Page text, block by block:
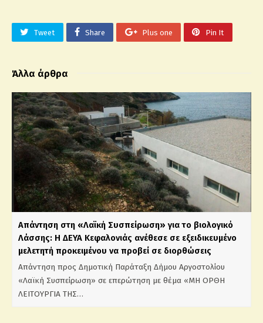
Tweet Share Plus one Pin It
Άλλα άρθρα
Απάντηση στη «Λαϊκή Συσπείρωση» για το βιολογικό
Λάσσης: Η ΔΕΥΑ Κεφαλονιάς ανέθεσε σε εξειδικευμένο
μελετητή προκειμένου να προβεί σε διορθώσεις
Απάντηση προς Δημοτική Παράταξη Δήμου Αργοστολίου
«Λαϊκή Συσπείρωση» σε επερώτηση με θέμα «ΜΗ ΟΡΘΗ
ΛΕΙΤΟΥΡΓΙΑ ΤΗΣ…